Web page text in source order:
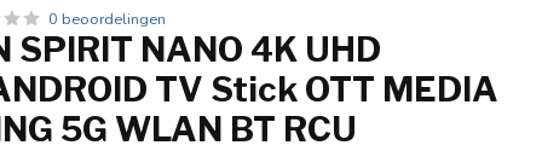
0 beoordelingen
SPIRIT NANO 4K UHD
TV Stick OTT MEDIA
5G WLAN BT RCU